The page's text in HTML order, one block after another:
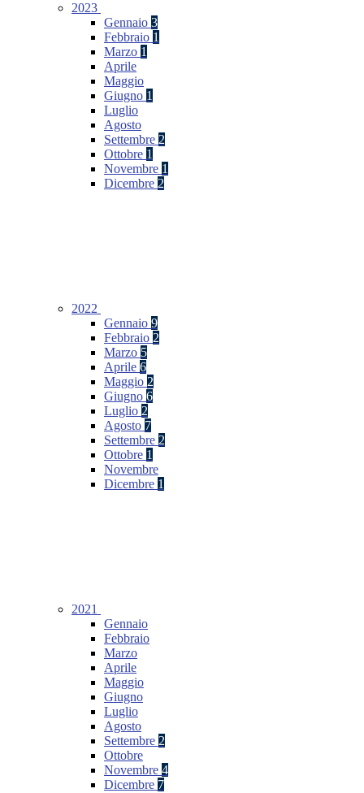
2023
Gennaio 3
Febbraio 1
Marzo 1
Aprile
Maggio
Giugno 1
Luglio
Agosto
Settembre 2
Ottobre 1
Novembre 1
Dicembre 2
2022
Gennaio 9
Febbraio 2
Marzo 5
Aprile 6
Maggio 2
Giugno 6
Luglio 2
Agosto 7
Settembre 2
Ottobre 1
Novembre
Dicembre 1
2021
Gennaio
Febbraio
Marzo
Aprile
Maggio
Giugno
Luglio
Agosto
Settembre 2
Ottobre
Novembre 4
Dicembre 7